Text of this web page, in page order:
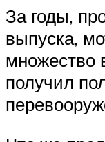
За годы,
выпуска,
множество
получил